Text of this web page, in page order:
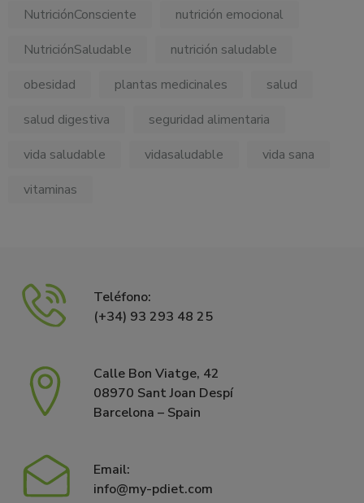
NutriciónConsciente
nutrición emocional
NutriciónSaludable
nutrición saludable
obesidad
plantas medicinales
salud
salud digestiva
seguridad alimentaria
vida saludable
vidasaludable
vida sana
vitaminas
Teléfono:
(+34) 93 293 48 25
Calle Bon Viatge, 42
08970 Sant Joan Despí
Barcelona – Spain
Email:
info@my-pdiet.com